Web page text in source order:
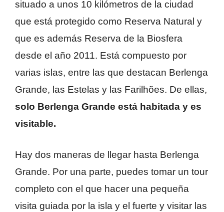
situado a unos 10 kilómetros de la ciudad
que está protegido como Reserva Natural y
que es además Reserva de la Biosfera
desde el año 2011. Está compuesto por
varias islas, entre las que destacan Berlenga
Grande, las Estelas y las Farilhões. De ellas,
solo Berlenga Grande está habitada y es
visitable.
Hay dos maneras de llegar hasta Berlenga
Grande. Por una parte, puedes tomar un tour
completo con el que hacer una pequeña
visita guiada por la isla y el fuerte y visitar las